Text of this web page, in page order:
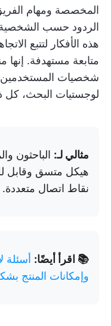
المخصصة ومهام
الردود حسب الشخصية
هذه الأفكار لتتبع
متابعة مستهدفة. إنها
شخصيات المستخدمين
لوجستيات البحث،
مثالي لـ: الباحثون
هيكل متسق وقابل
نقاط اتصال متعددة.
📚 اقرأ أيضًا: أسئلة
وإمكانات المنتج